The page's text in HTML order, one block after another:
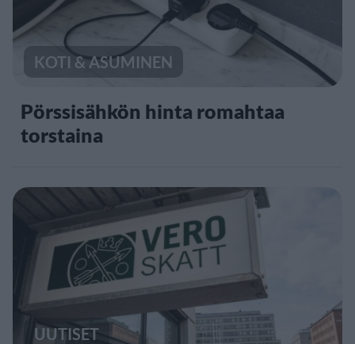
KOTI & ASUMINEN
Pörssisähkön hinta romahtaa
torstaina
UUTISET